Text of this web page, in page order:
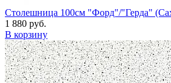
Столешница 100см "Форд"/"Герда"
1 880 руб.
В корзину